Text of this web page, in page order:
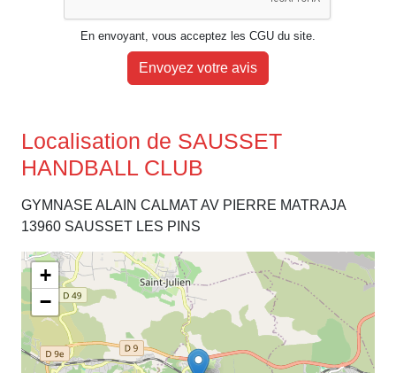
En envoyant, vous acceptez les CGU du site.
Envoyez votre avis
Localisation de SAUSSET
HANDBALL CLUB
GYMNASE ALAIN CALMAT AV PIERRE MATRAJA
13960 SAUSSET LES PINS
+
−